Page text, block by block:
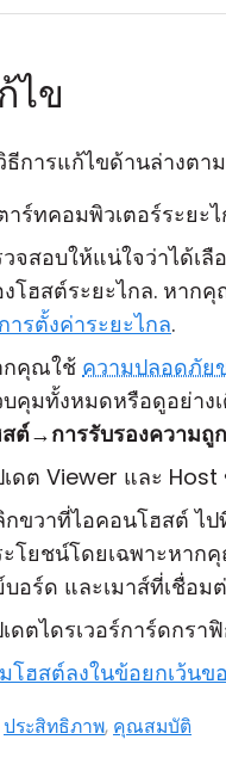
ไข
การแก้ไขด้านล่างตา
าร์ทคอมพิวเตอร์ระยะ
จสอบให้แน่ใจว่าได้เลื
โฮสต์ระยะไกล. หาก
การตั้งค่าระยะไกล.
กคุณใช้ความปลอดภัย
คุมทั้งหมดหรือดูอย่าง
ต์→การรับรองความถู
ดต Viewer และ
กขวาที่ไอคอนโฮสต์ ไป
ะโยชน์โดยเฉพาะหาก
อร์ด และเมาส์ที่เชื่อม
ดตไดรเวอร์การ์ดกรา
โฮสต์ลงในข้อยกเว้น
ประสิทธิภาพ, คุณสมบัติ